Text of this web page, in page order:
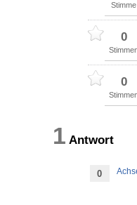
Stimme
0
0
1
0